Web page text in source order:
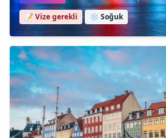
📝 Vize gerekli ❄️ Soğuk